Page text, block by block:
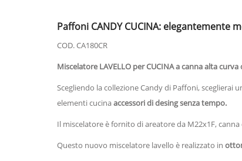
Paffoni CANDY CUCINA: elegantemente
COD. CA180CR
Miscelatore LAVELLO per CUCINA a canna alta
Scegliendo la collezione Candy di Paffoni, sceglierai u
elementi cucinaaccessori di desing senza tempo.
Il miscelatore è fornito di areatore da M22x1F,
Questo nuovo miscelatore lavello è realizzato in